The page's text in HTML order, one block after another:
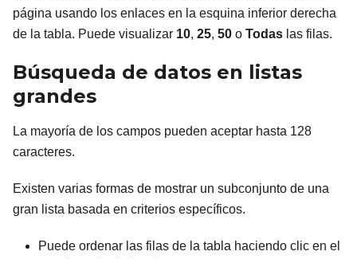
página usando los enlaces en la esquina inferior derecha
de la tabla. Puede visualizar 10, 25, 50 o Todas las filas.
Búsqueda de datos en listas
grandes
La mayoría de los campos pueden aceptar hasta 128
caracteres.
Existen varias formas de mostrar un subconjunto de una
gran lista basada en criterios específicos.
Puede ordenar las filas de la tabla haciendo clic en el